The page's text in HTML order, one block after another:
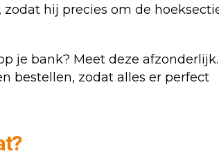
hij precies om de
je bank? Meet deze afzonderlijk.
bestellen, zodat alles er perfect